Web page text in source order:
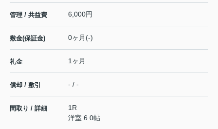
管理 / 共益費 6,000円
敷金(保証金) 0ヶ月(-)
礼金 1ヶ月
償却 / 敷引 - / -
間取り / 詳細
1R
洋室 6.0帖